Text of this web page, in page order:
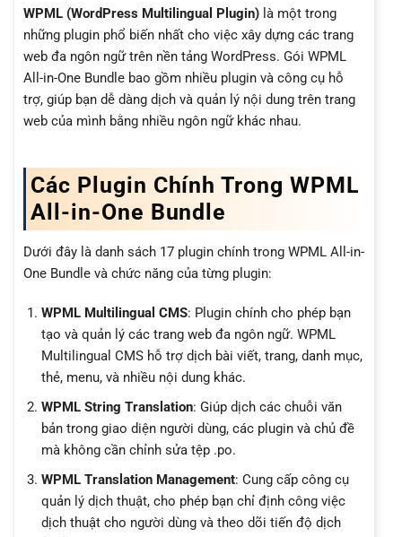
WPML (WordPress Multilingual Plugin) là một trong
những plugin phổ biến nhất cho việc xây dựng các trang
web đa ngôn ngữ trên nền tảng WordPress. Gói WPML
All-in-One Bundle bao gồm nhiều plugin và công cụ hỗ
trợ, giúp bạn dễ dàng dịch và quản lý nội dung trên trang
web của mình bằng nhiều ngôn ngữ khác nhau.
Các Plugin Chính Trong WPML
All-in-One Bundle
Dưới đây là danh sách 17 plugin chính trong WPML All-in-
One Bundle và chức năng của từng plugin:
WPML Multilingual CMS: Plugin chính cho phép bạn
tạo và quản lý các trang web đa ngôn ngữ. WPML
Multilingual CMS hỗ trợ dịch bài viết, trang, danh mục,
thẻ, menu, và nhiều nội dung khác.
WPML String Translation: Giúp dịch các chuỗi văn
bản trong giao diện người dùng, các plugin và chủ đề
mà không cần chỉnh sửa tệp .po.
WPML Translation Management: Cung cấp công cụ
quản lý dịch thuật, cho phép bạn chỉ định công việc
dịch thuật cho người dùng và theo dõi tiến độ dịch